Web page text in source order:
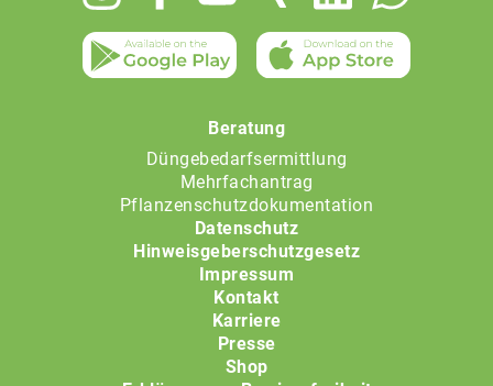
Beratung
Düngebedarfsermittlung
Mehrfachantrag
Pflanzenschutzdokumentation
Datenschutz
Hinweisgeberschutzgesetz
Impressum
Kontakt
Karriere
Presse
Shop